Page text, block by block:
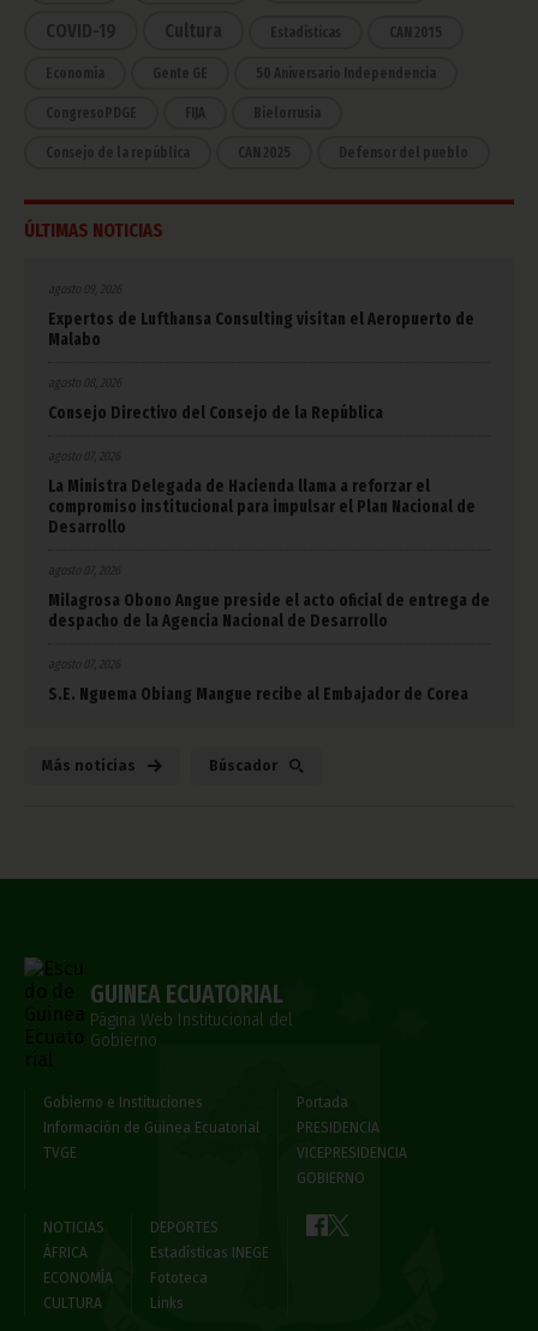
COVID-19 Cultura Estadísticas CAN 2015
Economía Gente GE 50 Aniversario Independencia
CongresoPDGE FIJA Bielorrusia
Consejo de la república CAN 2025 Defensor del pueblo
ÚLTIMAS NOTICIAS
agosto 09, 2026
Expertos de Lufthansa Consulting visitan el Aeropuerto de
Malabo
Consejo Directivo del Consejo de la República
agosto 07, 2026
La Ministra Delegada de Hacienda llama a reforzar el
compromiso institucional para impulsar el Plan Nacional de
Desarrollo
agosto 07, 2026
Milagrosa Obono Angue preside el acto oficial de entrega de
despacho de la Agencia Nacional de Desarrollo
agosto 07, 2026
S.E. Nguema Obiang Mangue recibe al Embajador de Corea
Más noticias Búscador
GUINEA ECUATORIAL
Página Web Institucional del
Gobierno
Gobierno e Instituciones
Información de Guinea Ecuatorial
TVGE
Portada
PRESIDENCIA
VICEPRESIDENCIA
GOBIERNO
NOTICIAS
ÁFRICA
ECONOMÍA
CULTURA
DEPORTES
Estadísticas INEGE
Fototeca
Links